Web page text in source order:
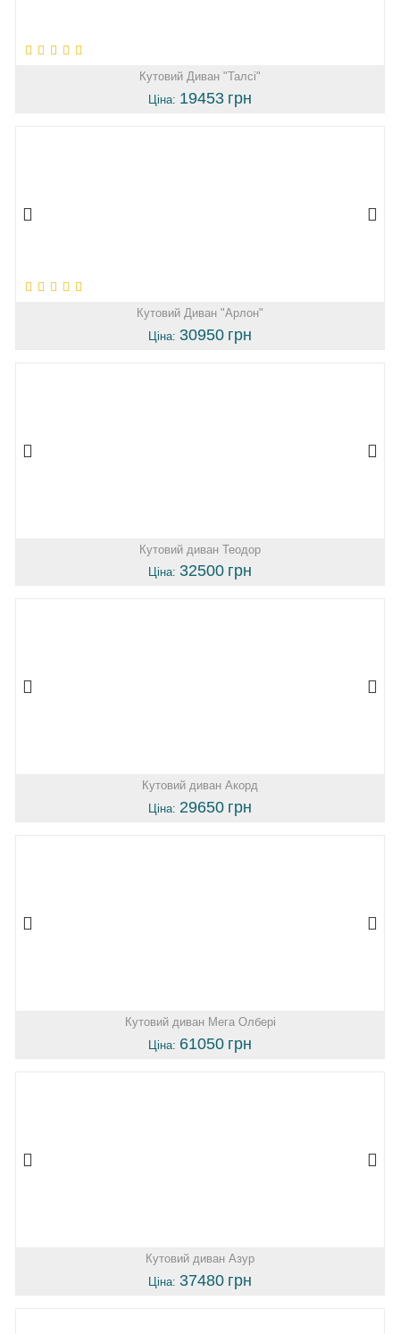
Кутовий Диван "Талсі"
Ціна: 19453 грн
Кутовий Диван "Арлон"
Ціна: 30950 грн
Кутовий диван Теодор
Ціна: 32500 грн
Кутовий диван Акорд
Ціна: 29650 грн
Кутовий диван Мега Олбері
Ціна: 61050 грн
Кутовий диван Азур
Ціна: 37480 грн